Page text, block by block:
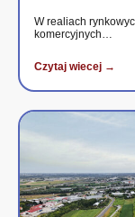
W realiach
komercyjnych…
Czytaj wiecej →